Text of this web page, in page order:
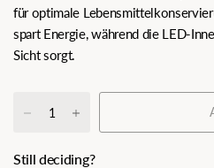
für optimale
spart Energie, während die LED-
Sicht sorgt.
Still deciding?